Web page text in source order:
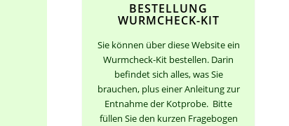
BESTELLUNG
WURMCHECK-KIT
Sie können über diese Website ein
Wurmcheck-Kit bestellen. Darin
befindet sich alles, was Sie
brauchen, plus einer Anleitung zur
Entnahme der Kotprobe. Bitte
füllen Sie den kurzen Fragebogen